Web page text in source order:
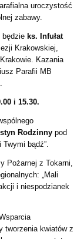
uroczystość
zabawy.
będzie ks. Infułat
Krakowskiej,
Kazania
Parafii MB
i 15.30.
Rodzinny pod
bądź”.
Pożarnej z Tokarni,
„Mali
i niespodzianek
tworzenia kwiatów z